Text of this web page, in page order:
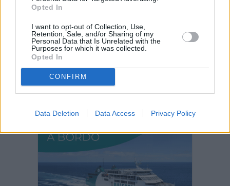
Opted In
I want to opt-out of Collection, Use,
Retention, Sale, and/or Sharing of my
Personal Data that Is Unrelated with the
Purposes for which it was collected.
Opted In
CONFIRM
Data Deletion Data Access Privacy Policy
Decathlon abre hoy su primera tienda
Vuelca una hormigonera en Lajares